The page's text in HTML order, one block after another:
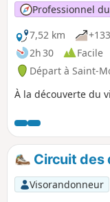
Professionnel
7,52 km
2h 30
Facile
Départ à Saint-
À la découverte du
Circuit des
Visorandonneur